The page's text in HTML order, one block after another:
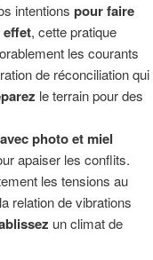
intentions pour faire
effet, cette pratique
les courants
de réconciliation qui
le terrain pour des
photo et miel
apaiser les conflits.
les tensions au
la relation de vibrations
un climat de